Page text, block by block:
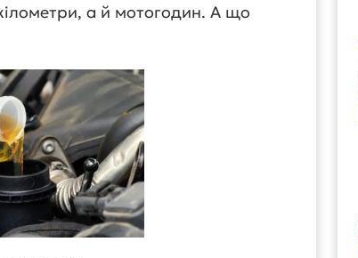
а й мотогодин. А що